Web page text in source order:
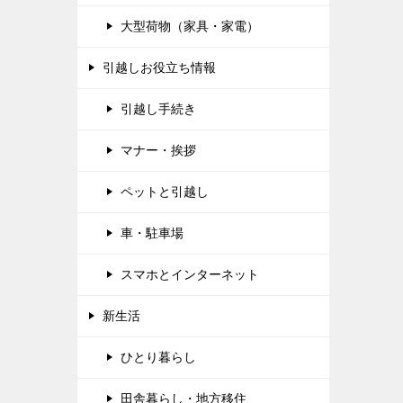
大型荷物（家具・家電）
引越しお役立ち情報
引越し手続き
マナー・挨拶
ペットと引越し
車・駐車場
スマホとインターネット
新生活
ひとり暮らし
田舎暮らし・地方移住